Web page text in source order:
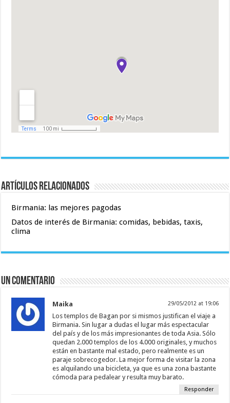
Artículos relacionados
Birmania: las mejores pagodas
Datos de interés de Birmania: comidas, bebidas, taxis,
clima
Un comentario
Maika 29/05/2012 at 19:06
Los templos de Bagan por si mismos justifican el viaje a
Birmania. Sin lugar a dudas el lugar más espectacular
del país y de los más impresionantes de toda Asia. Sólo
quedan 2.000 templos de los 4.000 originales, y muchos
están en bastante mal estado, pero realmente es un
paraje sobrecogedor. La mejor forma de visitar la zona
es alquilando una bicicleta, ya que es una zona bastante
cómoda para pedalear y resulta muy barato.
Responder